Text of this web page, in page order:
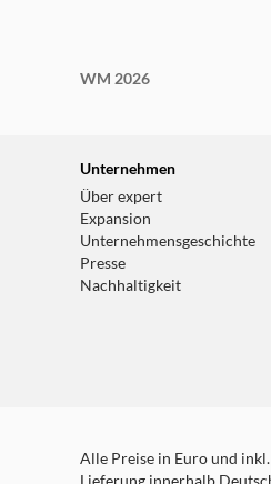
WM 2026
Unternehmen
Über expert
Expansion
Unternehmensgeschichte
Presse
Nachhaltigkeit
Alle Preise in Euro und
Lieferung innerhalb